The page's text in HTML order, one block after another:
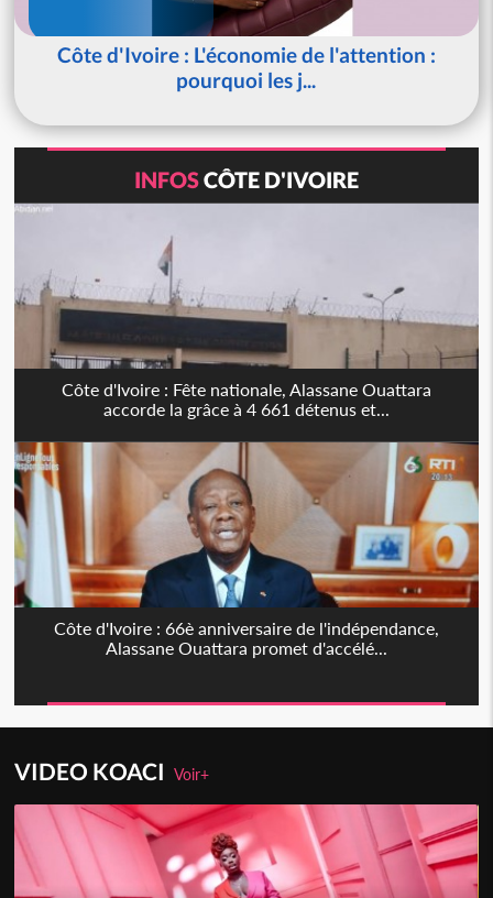
Côte d'Ivoire : L'économie de l'attention :
pourquoi les j...
INFOSCÔTE D'IVOIRE
Côte d'Ivoire : Fête nationale, Alassane Ouattara
accorde la grâce à 4 661 détenus et...
Côte d'Ivoire : 66è anniversaire de l'indépendance,
Alassane Ouattara promet d'accélé...
VIDEO KOACIVoir+